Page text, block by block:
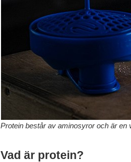
Protein består av aminosyror och är en
Vad är protein?